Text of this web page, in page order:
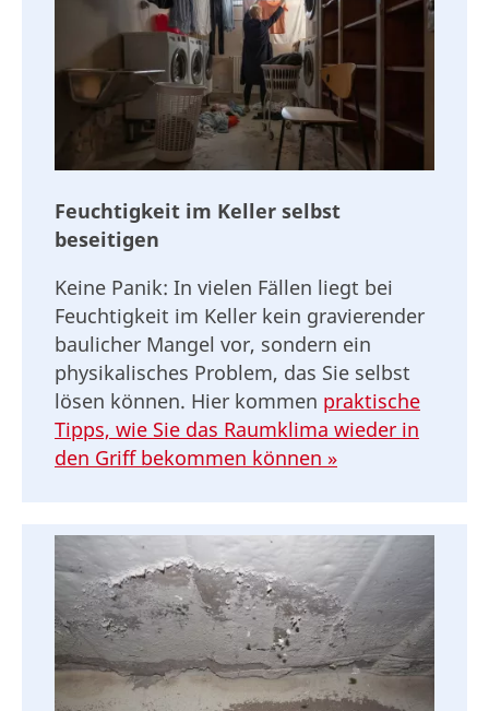
Feuchtigkeit im Keller selbst
beseitigen
Keine Panik: In vielen Fällen liegt bei
Feuchtigkeit im Keller kein gravierender
baulicher Mangel vor, sondern ein
physikalisches Problem, das Sie selbst
lösen können. Hier kommen praktische
Tipps, wie Sie das Raumklima wieder in
den Griff bekommen können »